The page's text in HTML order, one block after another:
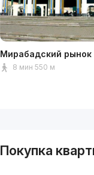
Мирабадский рынок
8 мин 550 м
Покупка